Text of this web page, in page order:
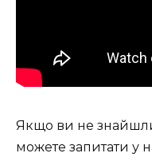
Якщо ви не знайшли
можете запитати у